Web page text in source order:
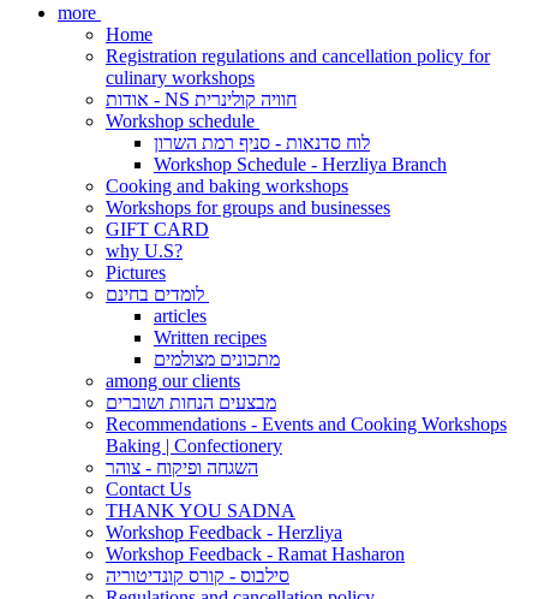
more
Home
Registration regulations and cancellation policy for
culinary workshops
אודות - NS חוויה קולינרית
Workshop schedule
לוח סדנאות - סניף רמת השרון
Workshop Schedule - Herzliya Branch
Cooking and baking workshops
Workshops for groups and businesses
GIFT CARD
why U.S?
Pictures
לומדים בחינם
articles
Written recipes
מתכונים מצולמים
among our clients
מבצעים הנחות ושוברים
Recommendations - Events and Cooking Workshops
Baking | Confectionery
השגחה ופיקוח - צוהר
Contact Us
THANK YOU SADNA
Workshop Feedback - Herzliya
Workshop Feedback - Ramat Hasharon
סילבוס - קורס קונדיטוריה